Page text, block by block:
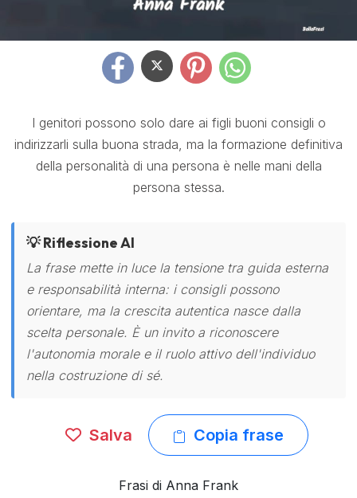
I genitori possono solo dare ai figli buoni consigli o
indirizzarli sulla buona strada, ma la formazione definitiva
della personalità di una persona è nelle mani della
persona stessa.
💡 Riflessione AI
La frase mette in luce la tensione tra guida esterna
e responsabilità interna: i consigli possono
orientare, ma la crescita autentica nasce dalla
scelta personale. È un invito a riconoscere
l'autonomia morale e il ruolo attivo dell'individuo
nella costruzione di sé.
Salva Copia frase
Frasi di Anna Frank